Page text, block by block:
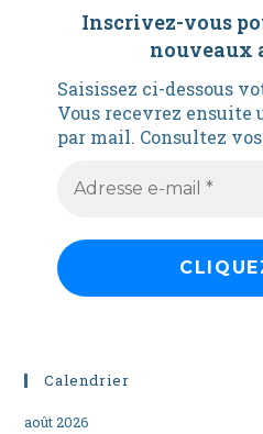
Inscrivez-vous
nouveaux
Saisissez ci-dessous
Vous recevrez ensuite
par mail. Consultez vos
Calendrier
août 2026